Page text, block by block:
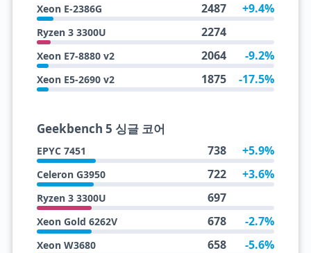
Xeon E-2386G 2487 +9.4%
Ryzen 3 3300U 2274
Xeon E7-8880 v2 2064 -9.2%
Xeon E5-2690 v2 1875 -17.5%
Geekbench 5 싱글 코어
EPYC 7451 738 +5.9%
Celeron G3950 722 +3.6%
Ryzen 3 3300U 697
Xeon Gold 6262V 678 -2.7%
Xeon W3680 658 -5.6%